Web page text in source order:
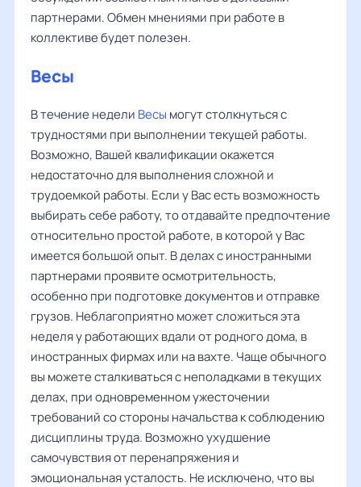
партнерами. Обмен мнениями при работе в
коллективе будет полезен.
Весы
В течение недели Весы могут столкнуться с
трудностями при выполнении текущей работы.
Возможно, Вашей квалификации окажется
недостаточно для выполнения сложной и
трудоемкой работы. Если у Вас есть возможность
выбирать себе работу, то отдавайте предпочтение
относительно простой работе, в которой у Вас
имеется большой опыт. В делах с иностранными
партнерами проявите осмотрительность,
особенно при подготовке документов и отправке
грузов. Неблагоприятно может сложиться эта
неделя у работающих вдали от родного дома, в
иностранных фирмах или на вахте. Чаще обычного
вы можете сталкиваться с неполадками в текущих
делах, при одновременном ужесточении
требований со стороны начальства к соблюдению
дисциплины труда. Возможно ухудшение
самочувствия от перенапряжения и
эмоциональная усталость. Не исключено, что вы